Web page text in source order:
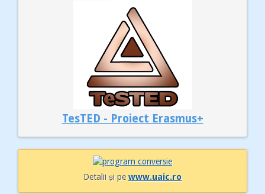
TesTED - Proiect Erasmus+
Detalii și pewww.uaic.ro